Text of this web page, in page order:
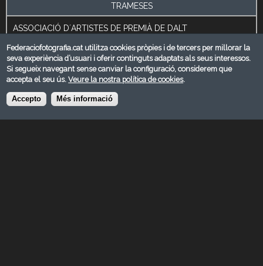
TRAMESES
ASSOCIACIÓ D´ARTISTES DE PREMIÀ DE DALT
Barcelona
associacio.artistes@gmail.com
https://associacioartistes.wordpress.com/
[field_comentaris_administraci_]
Federaciofotografia.cat utilitza cookies pròpies i de tercers per millorar la
seva experiència d’usuari i oferir continguts adaptats als seus interessos.
Si segueix navegant sense canviar la configuració, considerem que
accepta el seu ús.Veure la nostra política de cookies.
Accepto Més informació